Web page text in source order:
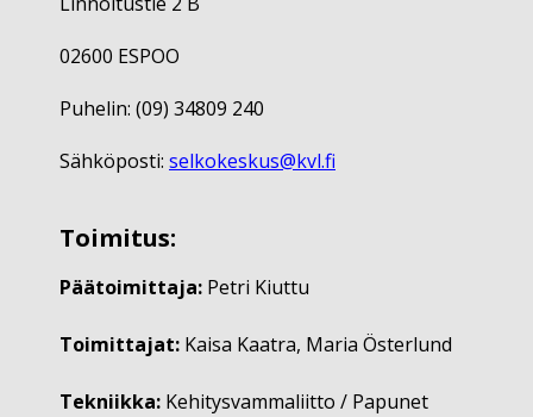
02600 ESPOO
Puhelin: (09) 34809 240
Sähköposti: selkokeskus@kvl.fi
Toimitus:
Päätoimittaja: Petri Kiuttu
Toimittajat: Kaisa Kaatra, Maria Österlund
Tekniikka: Kehitysvammaliitto / Papunet